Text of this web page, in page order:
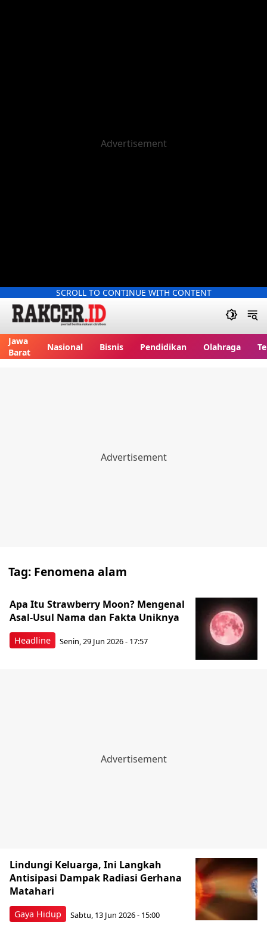
SCROLL TO CONTINUE WITH CONTENT
Jawa
Barat
Nasional Bisnis Pendidikan Olahraga
Tag: Fenomena alam
Headline
Apa Itu Strawberry Moon? Mengenal
Asal-Usul Nama dan Fakta Uniknya
Senin, 29 Jun 2026 - 17:57
Gaya Hidup
Lindungi Keluarga, Ini Langkah
Antisipasi Dampak Radiasi Gerhana
Matahari
Sabtu, 13 Jun 2026 - 15:00